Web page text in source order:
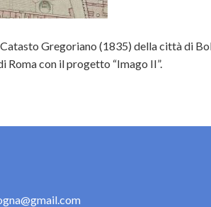
Gregoriano (1835) della città di
Roma con il progetto “Imago II”.